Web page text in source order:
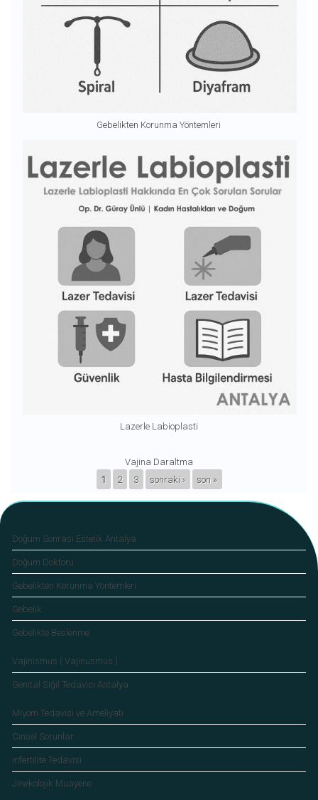
Gebelikten Korunma Yöntemleri
Lazerle Labioplasti
Vajina Daraltma
1 2 3 sonraki › son »
Doğum Sonrası Estetik Antalya
Doğum Doktoru
Gebelikten Korunma Yöntemleri
Gebelik
Gebelikte Beslenme
Vajinismus ( Vajinusmus )
Genital Siğil Tedavisi Antalya
Miyom Tedavisi ve Ameliyatı
Cinsel Sorunlar
infertilite Tedavisi
Jinekolojik Muayene